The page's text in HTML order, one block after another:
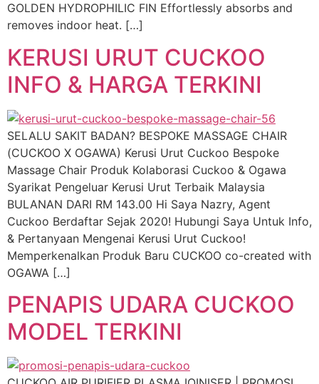
GOLDEN HYDROPHILIC FIN Effortlessly absorbs and
removes indoor heat. […]
KERUSI URUT CUCKOO
INFO & HARGA TERKINI
SELALU SAKIT BADAN? BESPOKE MASSAGE CHAIR
(CUCKOO X OGAWA) Kerusi Urut Cuckoo Bespoke
Massage Chair Produk Kolaborasi Cuckoo & Ogawa
Syarikat Pengeluar Kerusi Urut Terbaik Malaysia
BULANAN DARI RM 143.00 Hi Saya Nazry, Agent
Cuckoo Berdaftar Sejak 2020! Hubungi Saya Untuk Info,
& Pertanyaan Mengenai Kerusi Urut Cuckoo!
Memperkenalkan Produk Baru CUCKOO co-created with
OGAWA […]
PENAPIS UDARA CUCKOO
MODEL TERKINI